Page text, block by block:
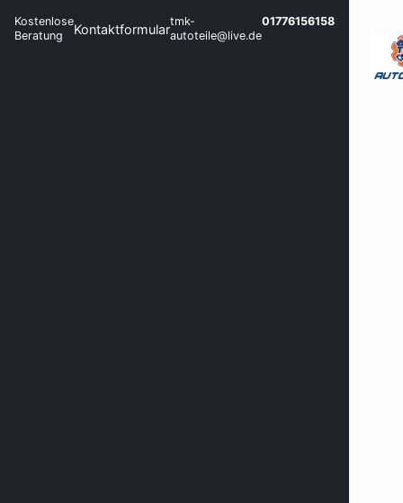
Kostenlose
Beratung
Kontaktformulartmk-
autoteile@live.de
01776156158